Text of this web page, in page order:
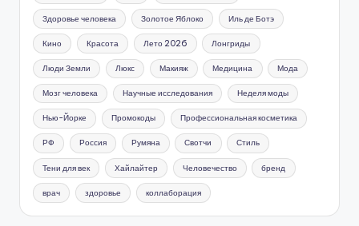
Здоровье человека Золотое Яблоко Иль де Ботэ
Кино Красота Лето 2026 Лонгриды
Люди Земли Люкс Макияж Медицина Мода
Мозг человека Научные исследования Неделя моды
Нью-Йорке Промокоды Профессиональная косметика
РФ Россия Румяна Свотчи Стиль
Тени для век Хайлайтер Человечество бренд
врач здоровье коллаборация